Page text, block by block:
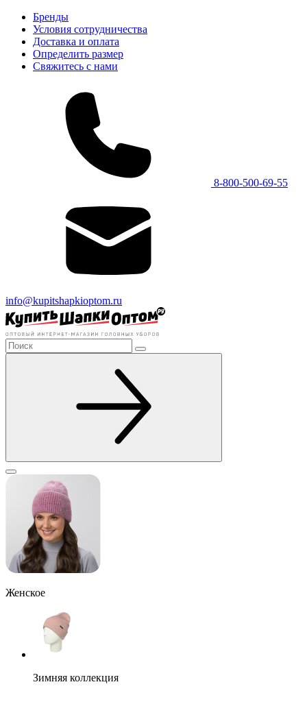
Бренды
Условия сотрудничества
Доставка и оплата
Определить размер
Свяжитесь с нами
8-800-500-69-55
info@kupitshapkioptom.ru
Женское
Зимняя коллекция